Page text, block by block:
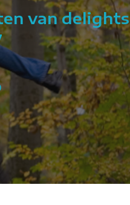
van delights